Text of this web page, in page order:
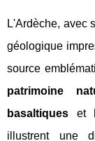
L'Ardèche, avec
géologique
source
patrimoine
basaltiques et
illustrent une